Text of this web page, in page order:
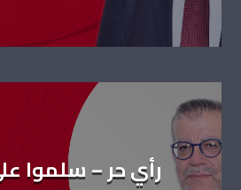
رأي حر – سلموا